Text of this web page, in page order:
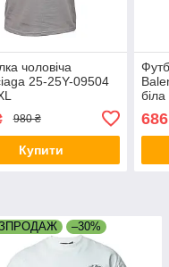
чоловіча
25-25Y-09504
980 ₴
Купити
686
–30%